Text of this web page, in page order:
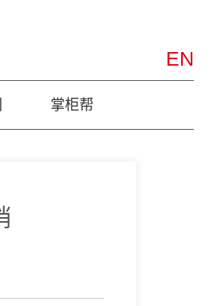
EN
掌柜帮